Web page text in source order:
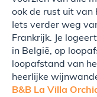
ook de rust uit van
Iets verder weg
Frankrijk. Je
in België, op
loopafstand van
heerlijke
B&B La Villa